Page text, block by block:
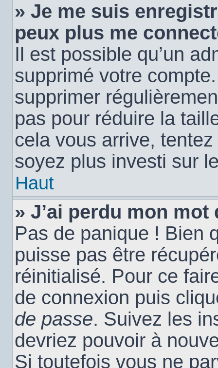
» Je me suis
peux plus me
Il est possible qu’un
supprimé votre
supprimer
pas pour réduire la
cela vous arrive,
soyez plus investi sur
Haut
» J’ai perdu mon mot
Pas de panique ! Bien
puisse pas être
réinitialisé. Pour ce
de connexion puis
de passe. Suivez les
devriez pouvoir à
Si toutefois vous ne